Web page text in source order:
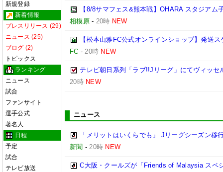
新規登録
新着情報
プレスリリース (29)
ニュース (25)
ブログ (2)
トピックス
ランキング
ニュース
試合
ファンサイト
選手公式
著名人
日程
予定
試合
テレビ放送
【8/8サマフェス&熊本戦】OHARA スタジア
相模原- 20時 NEW
【松本山雅FC公式オンラインショップ】発送
FC -20時 NEW
テレビ朝日系列「ラブ!!Jリーグ」にてヴィッセ
20時 NEW
ニュース
「メリットはいくらでも」 Jリーグシーズン移
新聞 -20時 NEW
C大阪・クールズが「Friends of Malaysia スペ